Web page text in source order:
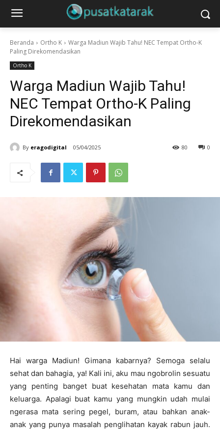
Beranda Ortho K
Warga Madiun Wajib Tahu! NEC Tempat Ortho-K
Paling Direkomendasikan
Ortho K
Warga Madiun Wajib Tahu!
NEC Tempat Ortho-K Paling
Direkomendasikan
By eragodigital 05/04/2025 0
80
Hai warga Madiun! Gimana kabarnya? Semoga selalu
sehat dan bahagia, ya! Kali ini, aku mau ngobrolin sesuatu
yang penting banget buat kesehatan mata kamu dan
keluarga. Apalagi buat kamu yang mungkin udah mulai
ngerasa mata sering pegel, buram, atau bahkan anak-
anak yang punya masalah penglihatan kayak rabun jauh.